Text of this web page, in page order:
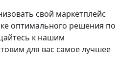
свой маркетплейс
оптимального решения по
к нашим
для вас самое лучшее